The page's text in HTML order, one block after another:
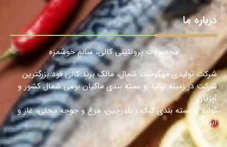
درباره ما
محصولات پروتئینی کالی، سالمِ خوشمزه
شرکت تولیدی مهگوشت شمال، مالک برند کالی فود بزرگترین
شرکت در زمینه تولید و بسته بندی ماکیان بومی شمال کشور و
آبزیان
تولید و بسته بندی کبک ، بلدرچین، مرغ و جوجه محلی، غاز و
آبزیان.